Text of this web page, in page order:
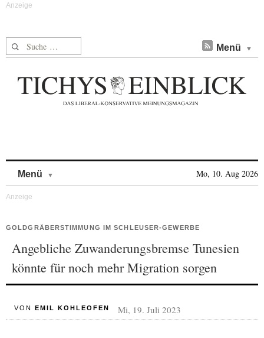
Suche nach: Menü
Menü Mo, 10. Aug 2026
GOLDGRÄBERSTIMMUNG IM SCHLEUSER-GEWERBE
Angebliche Zuwanderungsbremse Tunesien
könnte für noch mehr Migration sorgen
VON EMIL KOHLEOFEN Mi, 19. Juli 2023